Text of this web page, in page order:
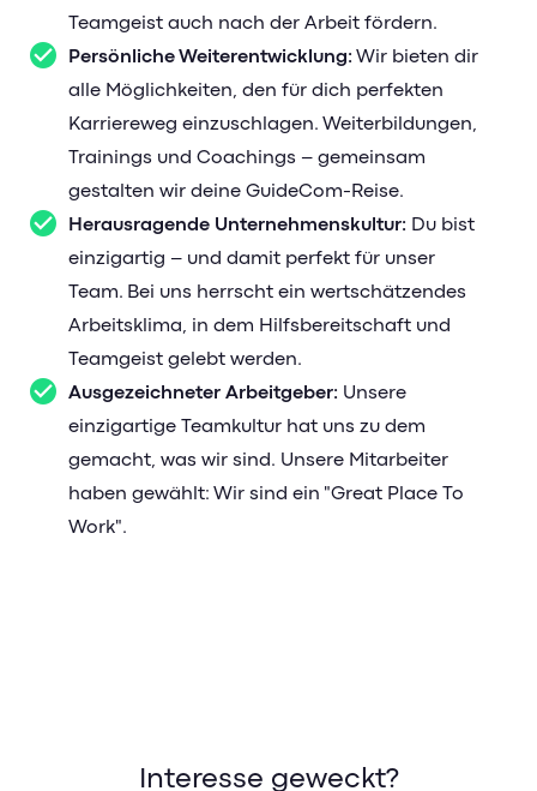
Teamgeist auch nach der Arbeit fördern.
Persönliche Weiterentwicklung: Wir bieten dir
alle Möglichkeiten, den für dich perfekten
Karriereweg einzuschlagen. Weiterbildungen,
Trainings und Coachings – gemeinsam
gestalten wir deine GuideCom-Reise.
Herausragende Unternehmenskultur: Du bist
einzigartig – und damit perfekt für unser
Team. Bei uns herrscht ein wertschätzendes
Arbeitsklima, in dem Hilfsbereitschaft und
Teamgeist gelebt werden.
Ausgezeichneter Arbeitgeber: Unsere
einzigartige Teamkultur hat uns zu dem
gemacht, was wir sind. Unsere Mitarbeiter
haben gewählt: Wir sind ein "Great Place To
Work".
Interesse geweckt?